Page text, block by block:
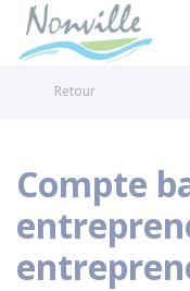
Retour
Compte